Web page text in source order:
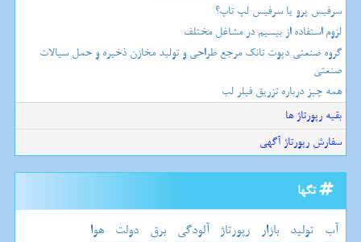
سرفیس پرو یا سرفیس لپ تاپ؟
لزوم استفاده از بیسیم در مشاغل مختلف
گروه صنعتی دپوت تانک مرجع طراحی و تولید مخازن ذخیره و حمل سیالات
صنعتی
همه چیز درباره تزریق فیلر لب
بقیه رپورتاژ ها
سفارش رپورتاژ آگهی
تگها
آب تولید بازار رپورتاژ آلودگی برق دولت هوا